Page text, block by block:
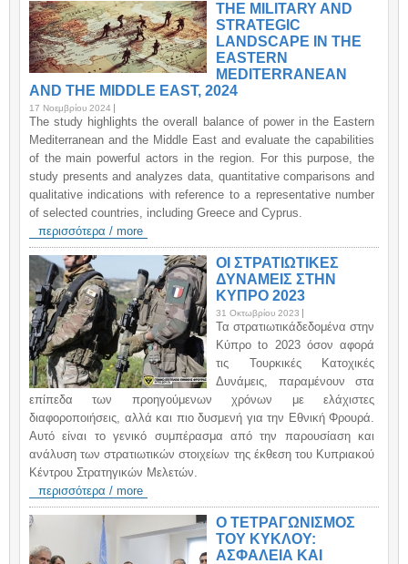
THE MILITARY AND
STRATEGIC
LANDSCAPE IN THE
EASTERN
MEDITERRANEAN
AND THE MIDDLE EAST, 2024
17 Νοεμβρίου 2024
The study highlights the overall balance of power in the Eastern
Mediterranean and the Middle East and evaluate the capabilities
of the main powerful actors in the region. For this purpose, the
study presents and analyzes data, quantitative comparisons and
qualitative indications with reference to a representative number
of selected countries, including Greece and Cyprus.
περισσότερα / more
ΟΙ ΣΤΡΑΤΙΩΤΙΚΕΣ
ΔΥΝΑΜΕΙΣ ΣΤΗΝ
ΚΥΠΡΟ 2023
31 Οκτωβρίου 2023
Τα στρατιωτικάδεδομένα στην
Κύπρο to 2023 όσον αφορά
τις Τουρκικές Κατοχικές
Δυνάμεις, παραμένουν στα
επίπεδα των προηγούμενων χρόνων με ελάχιστες
διαφοροποιήσεις, αλλά και πιο δυσμενή για την Εθνική Φρουρά.
Αυτό είναι το γενικό συμπέρασμα από την παρουσίαση και
ανάλυση των στρατιωτικών στοιχείων της έκθεση του Κυπριακού
Κέντρου Στρατηγικών Μελετών.
περισσότερα / more
Ο ΤΕΤΡΑΓΩΝΙΣΜΟΣ
ΤΟΥ ΚΥΚΛΟΥ:
ΑΣΦΑΛΕΙΑ ΚΑΙ